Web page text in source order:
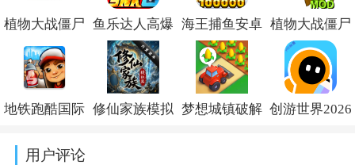
植物大战僵尸
杂交版重制版
手机版下载
v0.24.0.0
鱼乐达人高爆
版最新版v1.3.0
海王捕鱼安卓
版本官方下载
v1.40.2
植物大战僵尸
融合版二创内
置菜单
地铁跑酷国际 修仙家族模拟 梦想城镇破解 创游世界2026
用户评论